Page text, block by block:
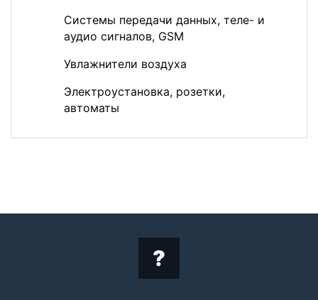
Системы передачи данных, теле- и
аудио сигналов, GSM
Увлажнители воздуха
Электроустановка, розетки,
автоматы